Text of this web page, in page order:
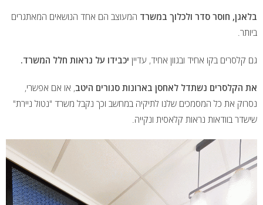
בלאגן, חוסר סדר ולכלוך במשרד המעוצב הם אחד הנושאים המאתגרים
ביותר.
גם קלסרים בקו אחיד ובגוון אחיד, עדיין יכבידו על נראות חלל המשרד.
את הקלסרים נשתדל לאחסן בארונות סגורים היטב, או אם אפשרי,
נסרוק את כל המסמכים שלנו לתיקיה במחשב וכך נקבל משרד "נטול ניירת"
שישדר בוודאות נראות קלאסית ונקייה.